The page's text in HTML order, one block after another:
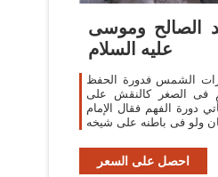
الصالح وموسى
عليه السلام
الشمس فدورة الحفظ
فى الصغر كالنقش على
دورة الفهم فقال الإمام
احصل على السعر